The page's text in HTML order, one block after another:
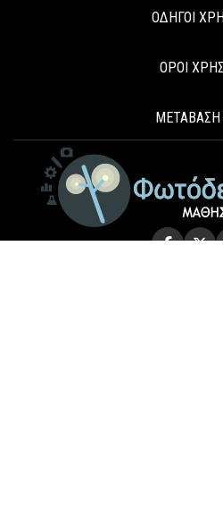
ΟΔΗΓΟΙ
ΟΡΟΙ
ΜΕΤΑΒΑΣΗ